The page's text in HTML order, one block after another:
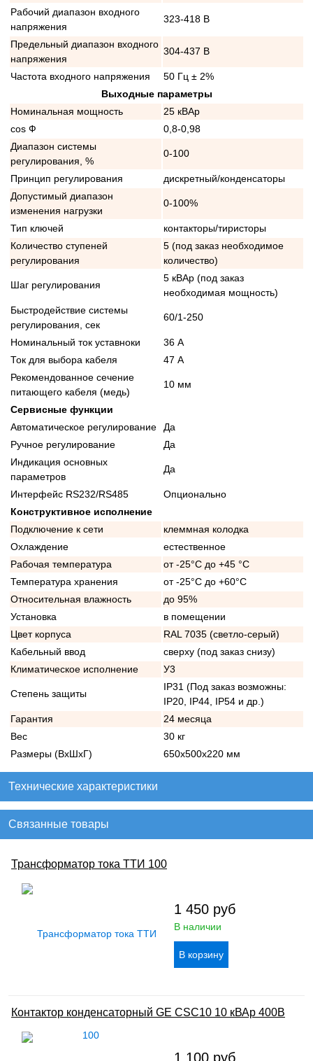
Рабочий диапазон входного
напряжения
323-418 В
Предельный диапазон входного
напряжения
304-437 В
Частота входного напряжения
50 Гц ± 2%
Выходные параметры
Номинальная мощность
25 кВАр
cos Ф
0,8-0,98
Диапазон системы
регулирования, %
0-100
Принцип регулирования
дискретный/конденсаторы
Допустимый диапазон
изменения нагрузки
0-100%
Тип ключей
контакторы/тиристоры
Количество ступеней
регулирования
5 (под заказ необходимое
количество)
Шаг регулирования
5 кВАр (под заказ
необходимая мощность)
Быстродействие системы
регулирования, сек
60/1-250
Номинальный ток уставноки
36 А
Ток для выбора кабеля
47 А
Рекомендованное сечение
питающего кабеля (медь)
10 мм
Сервисные функции
Автоматическое регулирование
Да
Ручное регулирование
Да
Индикация основных
параметров
Да
Интерфейс RS232/RS485
Опционально
Конструктивное исполнение
Подключение к сети
клеммная колодка
Охлаждение
естественное
Рабочая температура
от -25°C до +45 °C
Температура хранения
от -25°C до +60°C
Относительная влажность
до 95%
Установка
в помещении
Цвет корпуса
RAL 7035 (светло-серый)
Кабельный ввод
сверху (под заказ снизу)
Климатическое исполнение
У3
Степень защиты
IP31 (Под заказ возможны:
IP20, IP44, IP54 и др.)
Гарантия
24 месяца
Вес
30 кг
Размеры (ВхШхГ)
650х500х220 мм
Технические характеристики
Связанные товары
Трансформатор тока ТТИ 100
1 450 руб
В наличии
Контактор конденсаторный GE CSC10 10 кВАр 400В
1 100 руб